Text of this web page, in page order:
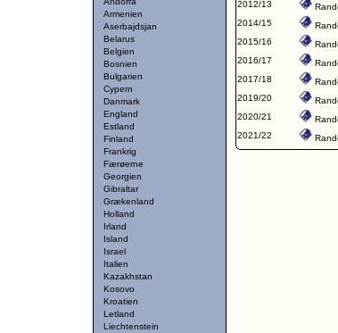
Armenien
Aserbajdsjan
Belarus
Belgien
Bosnien
Bulgarien
Cypern
Danmark
England
Estland
Finland
Frankrig
Færøerne
Georgien
Gibraltar
Grækenland
Holland
Irland
Island
Israel
Italien
Kazakhstan
Kosovo
Kroatien
Letland
Liechtenstein
2012/13
2014/15
2015/16
2016/17
2017/18
2019/20
2020/21
2021/22